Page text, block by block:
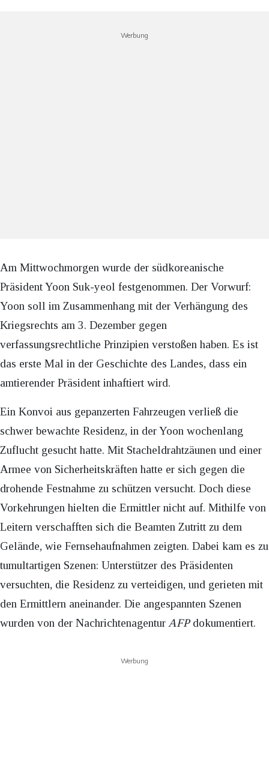
Werbung
Am Mittwochmorgen wurde der südkoreanische
Präsident Yoon Suk-yeol festgenommen. Der Vorwurf:
Yoon soll im Zusammenhang mit der Verhängung des
Kriegsrechts am 3. Dezember gegen
verfassungsrechtliche Prinzipien verstoßen haben. Es ist
das erste Mal in der Geschichte des Landes, dass ein
amtierender Präsident inhaftiert wird.
Ein Konvoi aus gepanzerten Fahrzeugen verließ die
schwer bewachte Residenz, in der Yoon wochenlang
Zuflucht gesucht hatte. Mit Stacheldrahtzäunen und einer
Armee von Sicherheitskräften hatte er sich gegen die
drohende Festnahme zu schützen versucht. Doch diese
Vorkehrungen hielten die Ermittler nicht auf. Mithilfe von
Leitern verschafften sich die Beamten Zutritt zu dem
Gelände, wie Fernsehaufnahmen zeigten. Dabei kam es zu
tumultartigen Szenen: Unterstützer des Präsidenten
versuchten, die Residenz zu verteidigen, und gerieten mit
den Ermittlern aneinander. Die angespannten Szenen
wurden von der NachrichtenagenturAFPdokumentiert.
Werbung